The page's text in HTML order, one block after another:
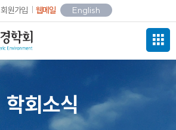
회원가입 웹메일 English
학회소식